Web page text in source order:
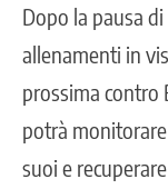
Dopo la pausa
allenamenti in
prossima contro
potrà
suoi e